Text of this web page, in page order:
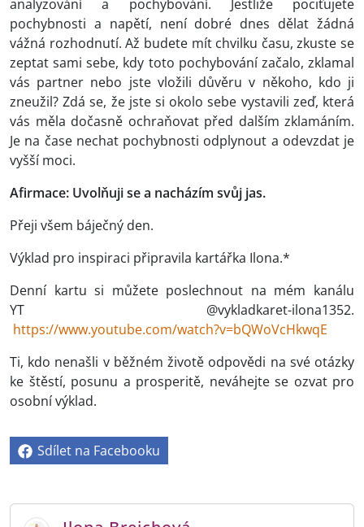
analyzování a pochybování. Jestliže pociťujete
pochybnosti a napětí, není dobré dnes dělat žádná
vážná rozhodnutí. Až budete mít chvilku času, zkuste se
zeptat sami sebe, kdy toto pochybování začalo, zklamal
vás partner nebo jste vložili důvěru v někoho, kdo ji
zneužil? Zdá se, že jste si okolo sebe vystavili zeď, která
vás měla dočasně ochraňovat před dalším zklamáním.
Je na čase nechat pochybnosti odplynout a odevzdat je
vyšší moci.
Afirmace: Uvolňuji se a nacházím svůj jas.
Přeji všem báječný den.
Výklad pro inspiraci připravila kartářka Ilona.*
Denní kartu si můžete poslechnout na mém kanálu
YT @vykladkaret-ilona1352.
https://www.youtube.com/watch?v=bQWoVcHkwqE
Ti, kdo nenašli v běžném životě odpovědi na své otázky
ke štěstí, posunu a prosperitě, neváhejte se ozvat pro
osobní výklad.
Sdílet na Facebooku